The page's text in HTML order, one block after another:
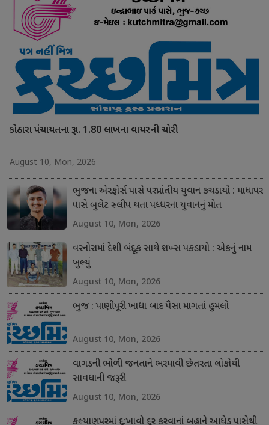
કોઠારા પંચાયતના રૂા. 1.80 લાખના વાયરની ચોરી
August 10, Mon, 2026
ભુજના એરફોર્સ પાસે પરપ્રાંતીય યુવાન કચડાયો : માધાપર
પાસે બુલેટ સ્લીપ થતા પધ્ધરના યુવાનનું મોત
August 10, Mon, 2026
વરનોરામાં દેશી બંદૂક સાથે શખ્સ પકડાયો : એકનું નામ
ખુલ્યું
August 10, Mon, 2026
ભુજ : પાણીપૂરી ખાધા બાદ પૈસા માગતાં હુમલો
August 10, Mon, 2026
વાગડની ભોળી જનતાને ભરમાવી છેતરતા લોકોથી
સાવધાની જરૂરી
August 10, Mon, 2026
કલ્યાણપરમાં દુ:ખાવો દૂર કરવાનાં બહાને આધેડ પાસેથી